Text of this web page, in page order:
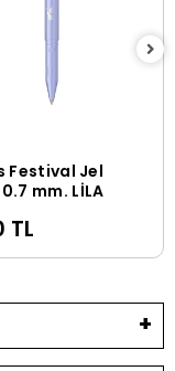
Sepete Ekle
Festival Jel
mm. LİLA
TL